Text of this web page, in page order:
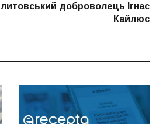
литовський доброволець Ігнас
Кайлюс